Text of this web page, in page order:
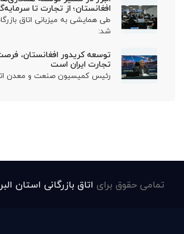
افغانستان؛ از تجارت تا
طی همایشی به میزبانی اتاق
شد:
توسعه کریدور افغانستان،
تجارت ایران است
رئیس کمیسیون صنعت و معدن اتاق
تمامی حقوق برای اتاق بازرگانی استان